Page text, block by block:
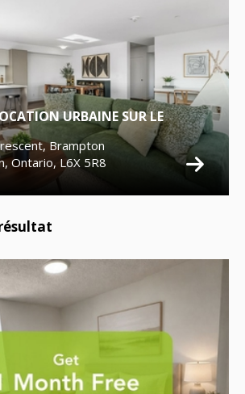
URBAINE SUR LE
Brampton
Ontario, L6X 5R8